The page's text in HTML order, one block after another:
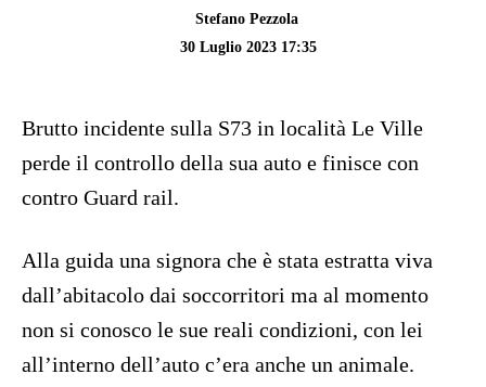
Stefano Pezzola
30 Luglio 2023 17:35
Brutto incidente sulla S73 in località Le Ville
perde il controllo della sua auto e finisce con
contro Guard rail.
Alla guida una signora che è stata estratta viva
dall’abitacolo dai soccorritori ma al momento
non si conosco le sue reali condizioni, con lei
all’interno dell’auto c’era anche un animale.